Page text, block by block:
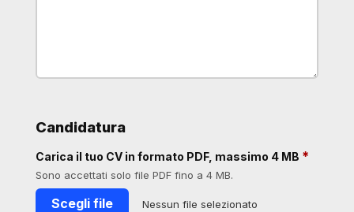
Candidatura
Carica il tuo CV in formato PDF, massimo 4 MB *
Sono accettati solo file PDF fino a 4 MB.
Scegli file Nessun file selezionato